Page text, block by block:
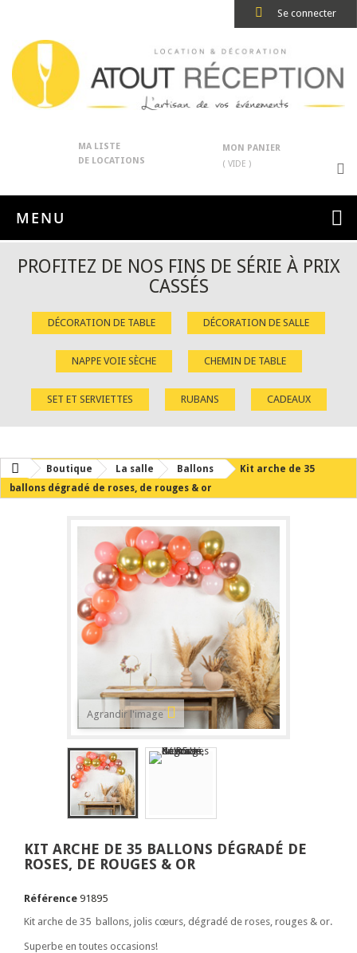
Se connecter
MA LISTE
DE LOCATIONS
MON PANIER
( VIDE )
MENU
PROFITEZ DE NOS FINS DE SÉRIE À PRIX
CASSÉS
DÉCORATION DE TABLE DÉCORATION DE SALLE
NAPPE VOIE SÈCHE CHEMIN DE TABLE
SET ET SERVIETTES RUBANS CADEAUX
Boutique La salle Ballons
Kit arche de 35
ballons dégradé de roses, de rouges & or
Agrandir l'image
KIT ARCHE DE 35 BALLONS DÉGRADÉ DE
ROSES, DE ROUGES & OR
Référence 91895
Kit arche de 35 ballons, jolis cœurs, dégradé de roses, rouges & or.
Superbe en toutes occasions!